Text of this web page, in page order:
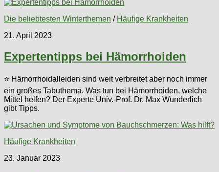
Die beliebtesten Winterthemen / Häufige Krankheiten
21. April 2023
Expertentipps bei Hämorrhoiden
⭐ Hämorrhoidalleiden sind weit verbreitet aber noch immer
ein großes Tabuthema. Was tun bei Hämorrhoiden, welche
Mittel helfen? Der Experte Univ.-Prof. Dr. Max Wunderlich
gibt Tipps.
Häufige Krankheiten
23. Januar 2023